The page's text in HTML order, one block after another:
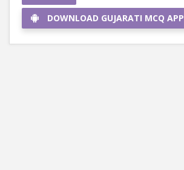
DOWNLOAD GUJARATI MCQ APP